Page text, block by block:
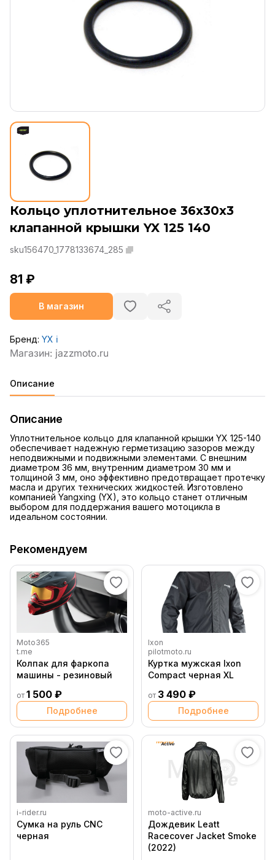
Кольцо уплотнительное 36x30x3
клапанной крышки YX 125 140
sku156470_1778133674_285
81 ₽
В магазин
Бренд: YX ℹ️
Описание
Описание
Уплотнительное кольцо для клапанной крышки YX 125-140
обеспечивает надежную герметизацию зазоров между
неподвижными и подвижными элементами. С внешним
диаметром 36 мм, внутренним диаметром 30 мм и
толщиной 3 мм, оно эффективно предотвращает протечку
масла и других технических жидкостей. Изготовлено
компанией Yangxing (YX), это кольцо станет отличным
выбором для поддержания вашего мотоцикла в
идеальном состоянии.
Рекомендуем
Moto365
t.me
Колпак для фаркопа
машины - резиновый
от 1 500 ₽
Подробнее
Ixon
pilotmoto.ru
Куртка мужская Ixon
Compact черная XL
от 3 490 ₽
Подробнее
i-rider.ru
Сумка на руль CNC
черная
moto-active.ru
Дождевик Leatt
Racecover Jacket Smoke
(2022)